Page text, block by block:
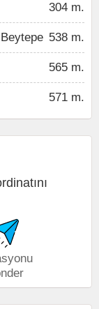
304 m.
538 m.
565 m.
571 m.